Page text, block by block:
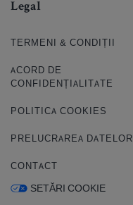
Legal
TERMENI & CONDIȚII
ACORD DE
CONFIDENȚIALITATE
POLITICA COOKIES
PRELUCRAREA DATELOR
CONTACT
SETĂRI COOKIE